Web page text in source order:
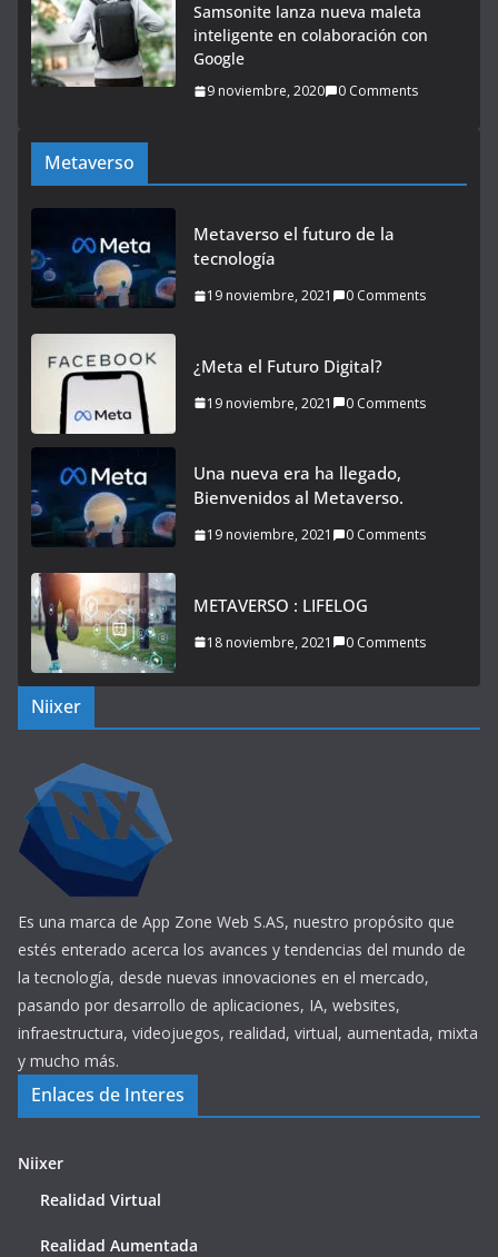
Samsonite lanza nueva maleta
inteligente en colaboración con
Google
9 noviembre, 2020 0 Comments
Metaverso
Metaverso el futuro de la
tecnología
19 noviembre, 2021 0 Comments
¿Meta el Futuro Digital?
19 noviembre, 2021 0 Comments
Una nueva era ha llegado,
Bienvenidos al Metaverso.
19 noviembre, 2021 0 Comments
METAVERSO : LIFELOG
18 noviembre, 2021 0 Comments
Niixer
Es una marca de App Zone Web S.AS, nuestro propósito que
estés enterado acerca los avances y tendencias del mundo de
la tecnología, desde nuevas innovaciones en el mercado,
pasando por desarrollo de aplicaciones, IA, websites,
infraestructura, videojuegos, realidad, virtual, aumentada, mixta
y mucho más.
Enlaces de Interes
Niixer
Realidad Virtual
Realidad Aumentada